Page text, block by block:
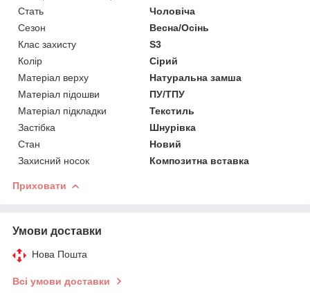
Стать
Чоловіча
Сезон
Весна/Осінь
Клас захисту
S3
Колір
Сірий
Матеріал верху
Натуральна замша
Матеріал підошви
ПУ/ТПУ
Матеріал підкладки
Текстиль
Застібка
Шнурівка
Стан
Новий
Захисний носок
Композитна вставка
Приховати
Умови доставки
Нова Пошта
Всі умови доставки